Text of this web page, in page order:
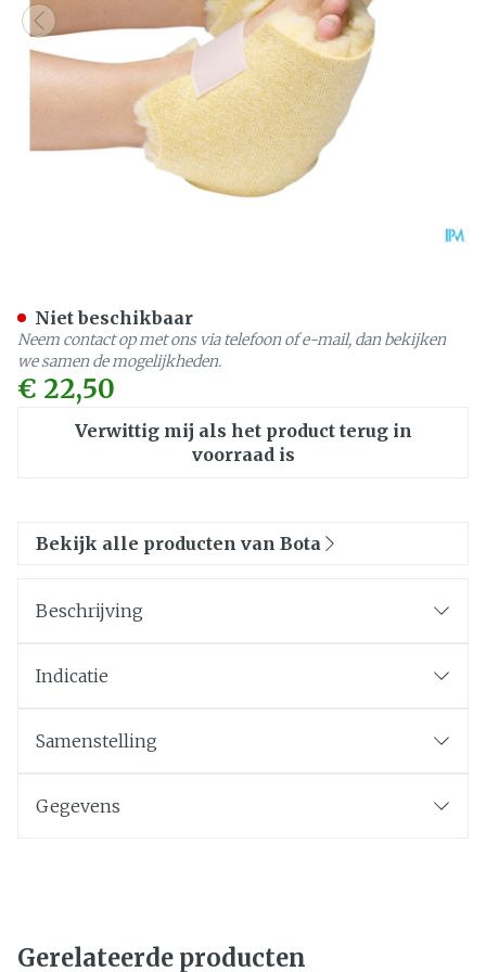
€ 22,50
Verwittig mij als het product terug in
voorraad is
Niet beschikbaar
Neem contact op met ons via telefoon of e-mail, dan bekijken
we samen de mogelijkheden.
Bekijk alle producten van Bota
Beschrijving
Indicatie
Samenstelling
Gegevens
Gerelateerde producten